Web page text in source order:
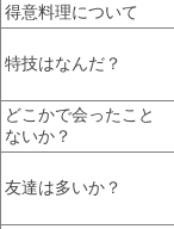
得意料理について
特技はなんだ？
どこかで会ったこと
ないか？
友達は多いか？